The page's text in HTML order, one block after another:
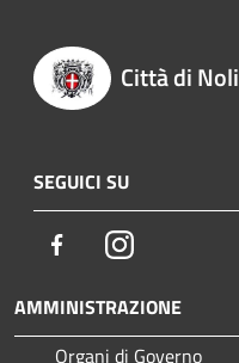
Città di Noli
SEGUICI SU
FacebookInstagram
AMMINISTRAZIONE
Organi di Governo